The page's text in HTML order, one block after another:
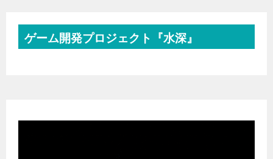
ゲーム開発プロジェクト『水深』